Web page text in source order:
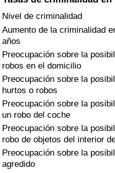
Nivel de criminalidad
Aumento de la criminalidad
años
Preocupación sobre la
robos en el domicilio
Preocupación sobre la
hurtos o robos
Preocupación sobre la
un robo del coche
Preocupación sobre la
robo de objetos del interior
Preocupación sobre la
agredido
(Actual)
Índice de Criminalidad
Índice de criminalidad por
Sanidad
Índice de Sanidad (Actual)
Índice de Sanidad
Índice de Sanidad por País